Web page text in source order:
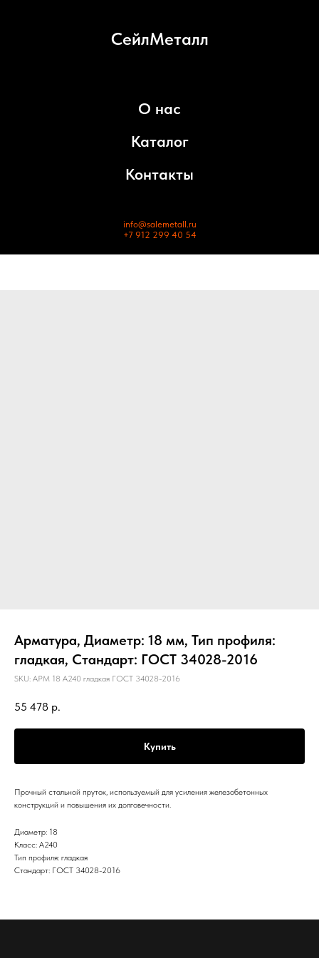
СейлМеталл
О нас
Каталог
Контакты
info@salemetall.ru
+7 912 299 40 54
Арматура, Диаметр: 18 мм, Тип профиля:
гладкая, Стандарт: ГОСТ 34028-2016
SKU: АРМ 18 А240 гладкая ГОСТ 34028-2016
55 478 р.
Купить
Прочный стальной пруток, используемый для усиления железобетонных
конструкций и повышения их долговечности.
Диаметр: 18
Класс: А240
Тип профиля: гладкая
Стандарт: ГОСТ 34028-2016